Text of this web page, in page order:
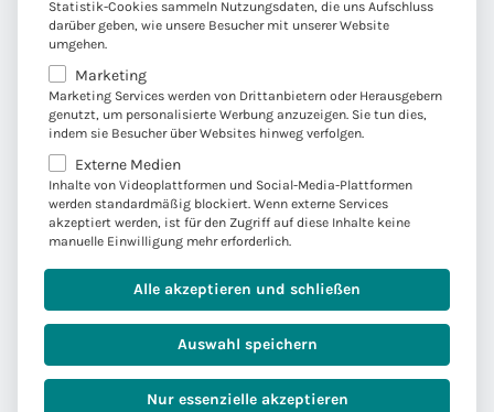
Die Zahl der Mitarbeitenden wächst weltweit
2012
:Verstärkung im Java- und
non-SAP-Bereich und
Gesellschaftsgründung in
Brasilien
Mit Faktor Zehn als Experte für Java-basierte
und non-SAP Software verstärkt Convista das
Statistik-Cookies sammeln Nutzungsdaten, die uns Aufschluss
darüber geben, wie unsere Besucher mit unserer Website
umgehen.
Marketing
Marketing Services werden von Drittanbietern oder Herausgebern
genutzt, um personalisierte Werbung anzuzeigen. Sie tun dies,
indem sie Besucher über Websites hinweg verfolgen.
Externe Medien
Inhalte von Videoplattformen und Social-Media-Plattformen
werden standardmäßig blockiert. Wenn externe Services
akzeptiert werden, ist für den Zugriff auf diese Inhalte keine
manuelle Einwilligung mehr erforderlich.
Alle akzeptieren und schließen
Auswahl speichern
Nur essenzielle akzeptieren